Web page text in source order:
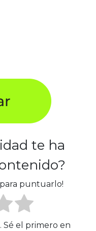
te ha
puntuarlo!
Sé el primero en